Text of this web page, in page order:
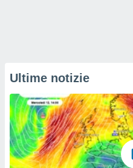
Ultime notizie